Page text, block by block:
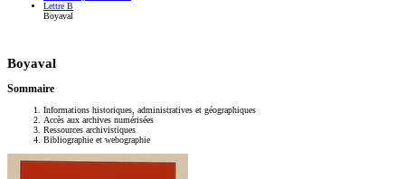
Lettre B
Boyaval
Boyaval
Sommaire
Informations historiques, administratives et géographiques
Accès aux archives numérisées
Ressources archivistiques
Bibliographie et webographie